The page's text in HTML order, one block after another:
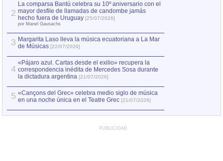
2
La comparsa Bantú celebra su 10º aniversario con el
mayor desfile de llamadas de candombe jamás
hecho fuera de Uruguay [25/07/2026]
por Manel Gausachs
3 Margarita Laso lleva la música ecuatoriana a La Mar
de Músicas [22/07/2026]
4
«Pájaro azul. Cartas desde el exilio» recupera la
correspondencia inédita de Mercedes Sosa durante
la dictadura argentina [21/07/2026]
5 «Cançons del Grec» celebra medio siglo de música
en una noche única en el Teatre Grec [21/07/2026]
PUBLICIDAD